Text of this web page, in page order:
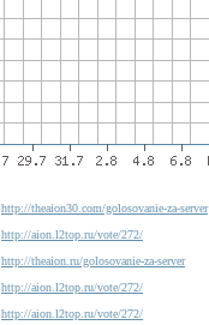
http://theaion30.com/golosovanie-za-server
http://aion.l2top.ru/vote/272/
http://theaion.ru/golosovanie-za-server
http://aion.l2top.ru/vote/272/
http://aion.l2top.ru/vote/272/